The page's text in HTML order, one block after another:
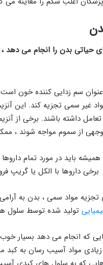
حیاتی بدن را انجام می دهد ،
سم زدایی کننده خون
غیر سمی تجزیه کند. این
تعامل داشته باشند. برخی از
از سموم مواجه شوند ،
باید در مورد تمام
داروها با الکل یا گریپ
تجزیه مواد سمی ، بدن به
تولید شده توسط سلول
که انجام می دهد بسیار
زیادی مواد آسیب رسان به کبد